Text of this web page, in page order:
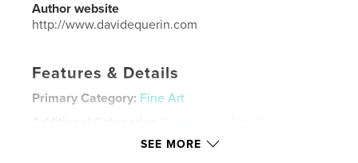
Author website
http://www.davidequerin.com
Features & Details
Primary Category: Fine Art
Catalogues
Arts &
Photography BooksSEE MORE